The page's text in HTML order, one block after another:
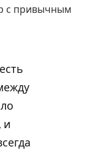
с привычным
и